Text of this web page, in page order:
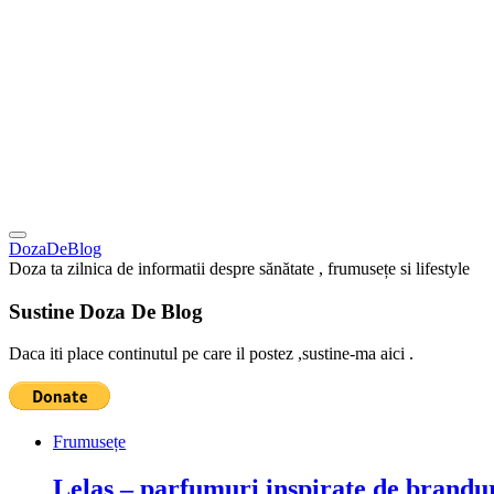
DozaDeBlog
Doza ta zilnica de informatii despre sănătate , frumusețe si lifestyle
Sustine Doza De Blog
Daca iti place continutul pe care il postez ,sustine-ma aici .
Frumusețe